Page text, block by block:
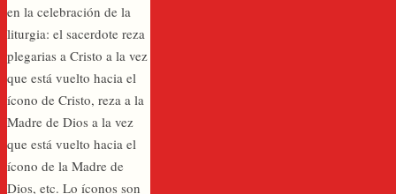
en la celebración de la
liturgia: el sacerdote reza
plegarias a Cristo a la vez
que está vuelto hacia el
ícono de Cristo, reza a la
Madre de Dios a la vez
que está vuelto hacia el
ícono de la Madre de
Dios, etc. Lo íconos son